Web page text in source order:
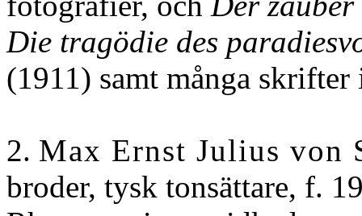
Die tragödie des
(1911) samt många
2. Max Ernst Julius von
broder, tysk tonsättare, f.